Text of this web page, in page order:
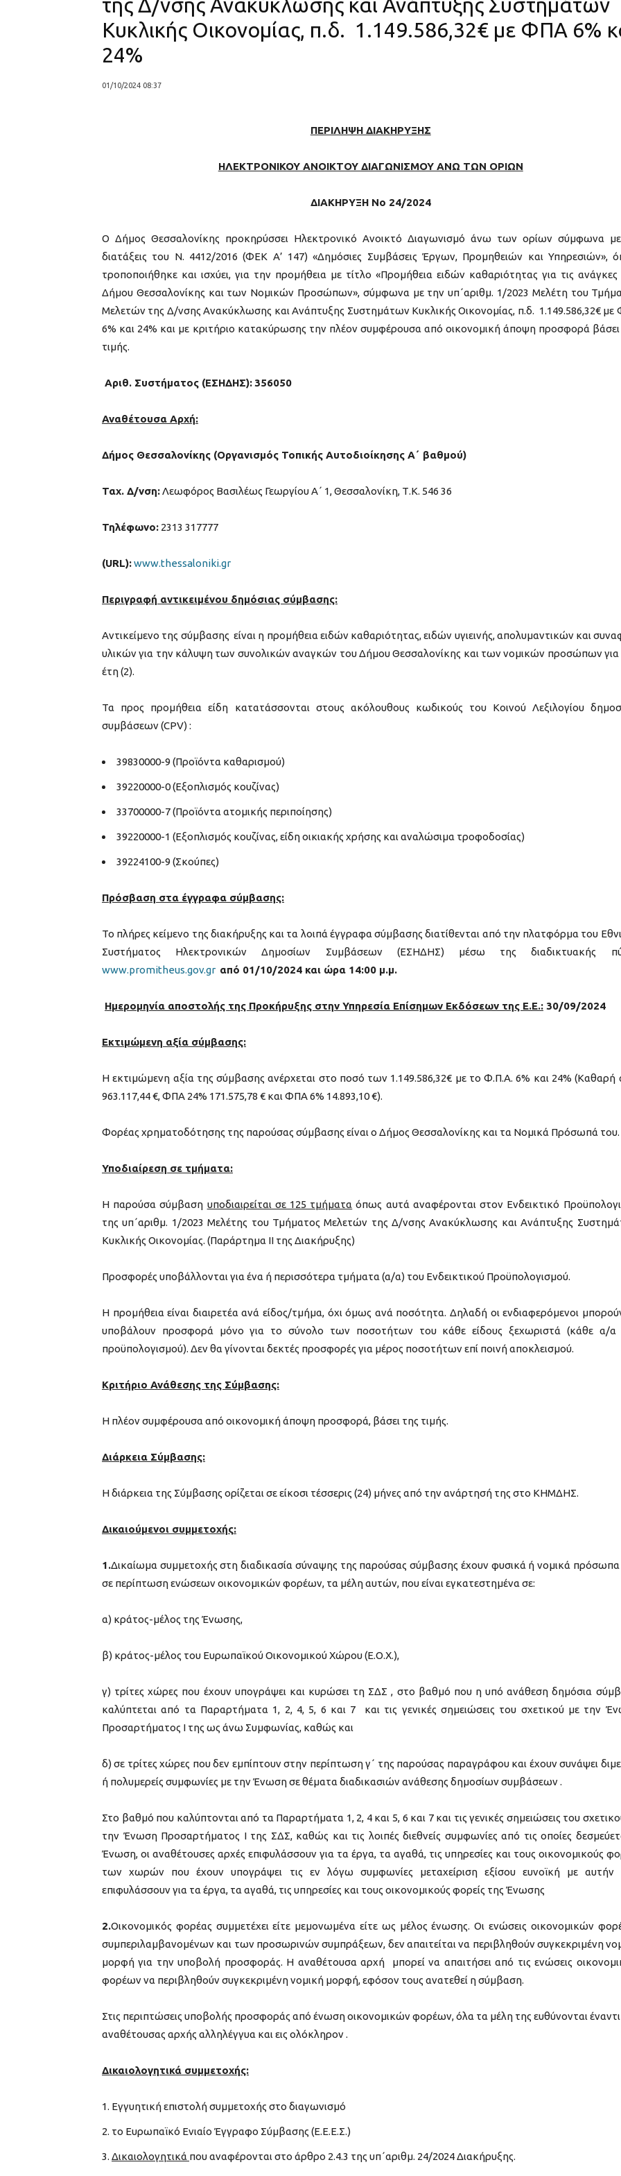
Κυκλικής Οικονομίας, π.δ. 1.149.586,32€ με ΦΠΑ 6%
24%
01/10/2024 08:37
ΠΕΡΙΛΗΨΗ ΔΙΑΚΗΡΥΞΗΣ
ΗΛΕΚΤΡΟΝΙΚΟΥ ΑΝΟΙΚΤΟΥ ΔΙΑΓΩΝΙΣΜΟΥ ΑΝΩ ΤΩΝ ΟΡΙΩΝ
ΔΙΑΚΗΡΥΞΗ Νο 24/2024
Ο Δήμος Θεσσαλονίκης προκηρύσσει Ηλεκτρονικό Ανοικτό Διαγωνισμό άνω των ορίων σύμφωνα με
διατάξεις του Ν. 4412/2016 (ΦΕΚ Α’ 147) «Δημόσιες Συμβάσεις Έργων, Προμηθειών και Υπηρεσιών»,
τροποποιήθηκε και ισχύει, για την προμήθεια με τίτλο «Προμήθεια ειδών καθαριότητας για τις
Δήμου Θεσσαλονίκης και των Νομικών Προσώπων», σύμφωνα με την υπ΄αριθμ. 1/2023 Μελέτη του
Μελετών της Δ/νσης Ανακύκλωσης και Ανάπτυξης Συστημάτων Κυκλικής Οικονομίας, π.δ. 1.149.586,32€
6% και 24% και με κριτήριο κατακύρωσης την πλέον συμφέρουσα από οικονομική άποψη προσφορά βάσει
τιμής.
Αριθ. Συστήματος (ΕΣΗΔΗΣ):356050
Αναθέτουσα Αρχή:
Δήμος Θεσσαλονίκης (Οργανισμός Τοπικής Αυτοδιοίκησης Α΄ βαθμού)
Ταχ. Δ/νση:Λεωφόρος Βασιλέως Γεωργίου Α΄ 1, Θεσσαλονίκη, Τ.Κ. 546 36
Τηλέφωνο: 2313 317777
(URL):www.thessaloniki.gr
Περιγραφή αντικειμένου δημόσιας σύμβασης:
Αντικείμενο της σύμβασης είναι η προμήθεια ειδών καθαριότητας, ειδών υγιεινής, απολυμαντικών και
υλικών για την κάλυψη των συνολικών αναγκών του Δήμου Θεσσαλονίκης και των νομικών προσώπων για
έτη (2).
Τα προς προμήθεια είδη κατατάσσονται στους ακόλουθους κωδικούς του Κοινού Λεξιλογίου
συμβάσεων (CPV) :
39830000-9 (Προϊόντα καθαρισμού)
39220000-0 (Εξοπλισμός κουζίνας)
33700000-7 (Προϊόντα ατομικής περιποίησης)
39220000-1 (Εξοπλισμός κουζίνας, είδη οικιακής χρήσης και αναλώσιμα τροφοδοσίας)
39224100-9 (Σκούπες)
Πρόσβαση στα έγγραφα σύμβασης:
Το πλήρες κείμενο της διακήρυξης και τα λοιπά έγγραφα σύμβασης διατίθενται από την πλατφόρμα του
Συστήματος Ηλεκτρονικών Δημοσίων Συμβάσεων (ΕΣΗΔΗΣ) μέσω της διαδικτυακής
www.promitheus.gov.gr από 01/10/2024 και ώρα 14:00 μ.μ.
Ημερομηνία αποστολής της Προκήρυξης στην Υπηρεσία Επίσημων Εκδόσεων της Ε.E.: 30/09/2024
Εκτιμώμενη αξία σύμβασης:
Η εκτιμώμενη αξία της σύμβασης ανέρχεται στο ποσό των 1.149.586,32€ με το Φ.Π.Α. 6% και 24% (Καθαρή
963.117,44 €, ΦΠΑ 24% 171.575,78 € και ΦΠΑ 6% 14.893,10 €).
Φορέας χρηματοδότησης της παρούσας σύμβασης είναι ο Δήμος Θεσσαλονίκης και τα Νομικά Πρόσωπά του.
Υποδιαίρεση σε τμήματα:
Η παρούσα σύμβαση υποδιαιρείται σε 125 τμήματα όπως αυτά αναφέρονται στον Ενδεικτικό
της υπ΄αριθμ. 1/2023 Μελέτης του Τμήματος Μελετών της Δ/νσης Ανακύκλωσης και Ανάπτυξης
Κυκλικής Οικονομίας. (Παράρτημα ΙΙ της Διακήρυξης)
Προσφορές υποβάλλονται για ένα ή περισσότερα τμήματα (α/α) του Ενδεικτικού Προϋπολογισμού.
Η προμήθεια είναι διαιρετέα ανά είδος/τμήμα, όχι όμως ανά ποσότητα. Δηλαδή οι ενδιαφερόμενοι
υποβάλουν προσφορά μόνο για το σύνολο των ποσοτήτων του κάθε είδους ξεχωριστά (κάθε α/α
προϋπολογισμού). Δεν θα γίνονται δεκτές προσφορές για μέρος ποσοτήτων επί ποινή αποκλεισμού.
Κριτήριο Ανάθεσης της Σύμβασης:
Η πλέον συμφέρουσα από οικονομική άποψη προσφορά, βάσει της τιμής.
Διάρκεια Σύμβασης:
Η διάρκεια της Σύμβασης ορίζεται σε είκοσι τέσσερις (24) μήνες από την ανάρτησή της στο ΚΗΜΔΗΣ.
Δικαιούμενοι συμμετοχής:
1.Δικαίωμα συμμετοχής στη διαδικασία σύναψης της παρούσας σύμβασης έχουν φυσικά ή νομικά πρόσωπα
σε περίπτωση ενώσεων οικονομικών φορέων, τα μέλη αυτών, που είναι εγκατεστημένα σε:
α) κράτος-μέλος της Ένωσης,
β) κράτος-μέλος του Ευρωπαϊκού Οικονομικού Χώρου (Ε.Ο.Χ.),
γ) τρίτες χώρες που έχουν υπογράψει και κυρώσει τη ΣΔΣ , στο βαθμό που η υπό ανάθεση δημόσια
καλύπτεται από τα Παραρτήματα 1, 2, 4, 5, 6 και 7 και τις γενικές σημειώσεις του σχετικού με την
Προσαρτήματος I της ως άνω Συμφωνίας, καθώς και
δ) σε τρίτες χώρες που δεν εμπίπτουν στην περίπτωση γ΄ της παρούσας παραγράφου και έχουν συνάψει
ή πολυμερείς συμφωνίες με την Ένωση σε θέματα διαδικασιών ανάθεσης δημοσίων συμβάσεων .
Στο βαθμό που καλύπτονται από τα Παραρτήματα 1, 2, 4 και 5, 6 και 7 και τις γενικές σημειώσεις του
την Ένωση Προσαρτήματος I της ΣΔΣ, καθώς και τις λοιπές διεθνείς συμφωνίες από τις οποίες
Ένωση, οι αναθέτουσες αρχές επιφυλάσσουν για τα έργα, τα αγαθά, τις υπηρεσίες και τους οικονομικούς
των χωρών που έχουν υπογράψει τις εν λόγω συμφωνίες μεταχείριση εξίσου ευνοϊκή με αυτήν
επιφυλάσσουν για τα έργα, τα αγαθά, τις υπηρεσίες και τους οικονομικούς φορείς της Ένωσης
2.Οικονομικός φορέας συμμετέχει είτε μεμονωμένα είτε ως μέλος ένωσης. Οι ενώσεις οικονομικών
συμπεριλαμβανομένων και των προσωρινών συμπράξεων, δεν απαιτείται να περιβληθούν συγκεκριμένη
μορφή για την υποβολή προσφοράς. Η αναθέτουσα αρχή μπορεί να απαιτήσει από τις ενώσεις
φορέων να περιβληθούν συγκεκριμένη νομική μορφή, εφόσον τους ανατεθεί η σύμβαση.
Στις περιπτώσεις υποβολής προσφοράς από ένωση οικονομικών φορέων, όλα τα μέλη της ευθύνονται έναντι
αναθέτουσας αρχής αλληλέγγυα και εις ολόκληρον .
Δικαιολογητικά συμμετοχής:
Εγγυητική επιστολή συμμετοχής στο διαγωνισμό
το Ευρωπαϊκό Ενιαίο Έγγραφο Σύμβασης (Ε.Ε.Ε.Σ.)
Δικαιολογητικά που αναφέρονται στο άρθρο 2.4.3 της υπ΄αριθμ. 24/2024 Διακήρυξης.